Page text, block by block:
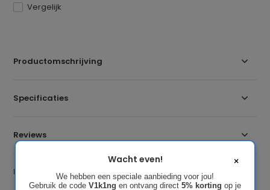
Vergelijk
Productomschrijving
Specificaties
Reviews
Delen
×
Wacht even!
We hebben een speciale aanbieding voor jou!
Gebruik de code V1k1ng en ontvang direct 5% korting op je